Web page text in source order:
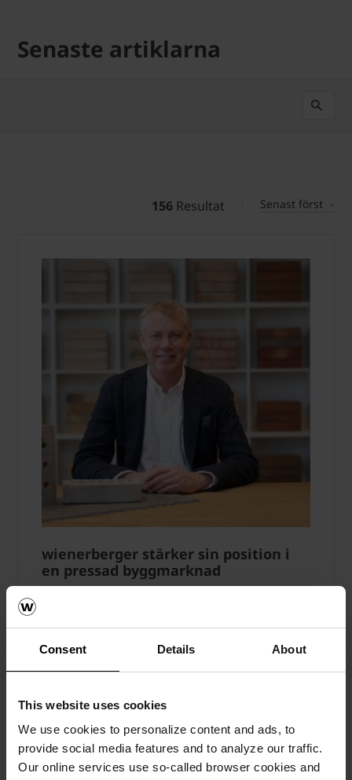
Consent Details About
This website uses cookies
We use cookies to personalize content and ads, to
provide social media features and to analyze our traffic.
Our online services use so-called browser cookies and
Senaste artiklarna
156 Resultat Senast först
wienerberger stärker sin position i
en pressad byggmarknad
Trots en avvaktande byggmarknad fortsätter
wienerberger att investera i kompetens och
innovation för att stärka teglets position i
Läs mera
Fasadtegel